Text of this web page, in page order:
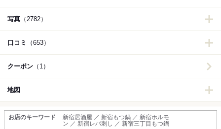
写真 （2782）
口コミ （653）
クーポン （1）
地図
お店のキーワード
新宿居酒屋 ／ 新宿もつ鍋 ／ 新宿ホルモ
ン ／ 新宿レバ刺し ／ 新宿三丁目もつ鍋